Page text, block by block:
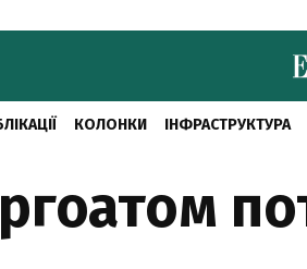
КОЛОНКИ ІНФРАСТРУКТУРА